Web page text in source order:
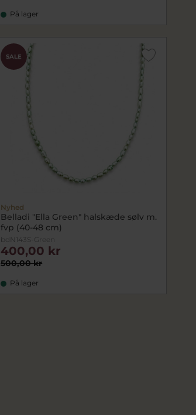
På lager
SALE
Nyhed
Belladi "Ella Green" halskæde sølv m.
fvp (40-48 cm)
bdN143S-Green
500,00 kr
400,00 kr
På lager